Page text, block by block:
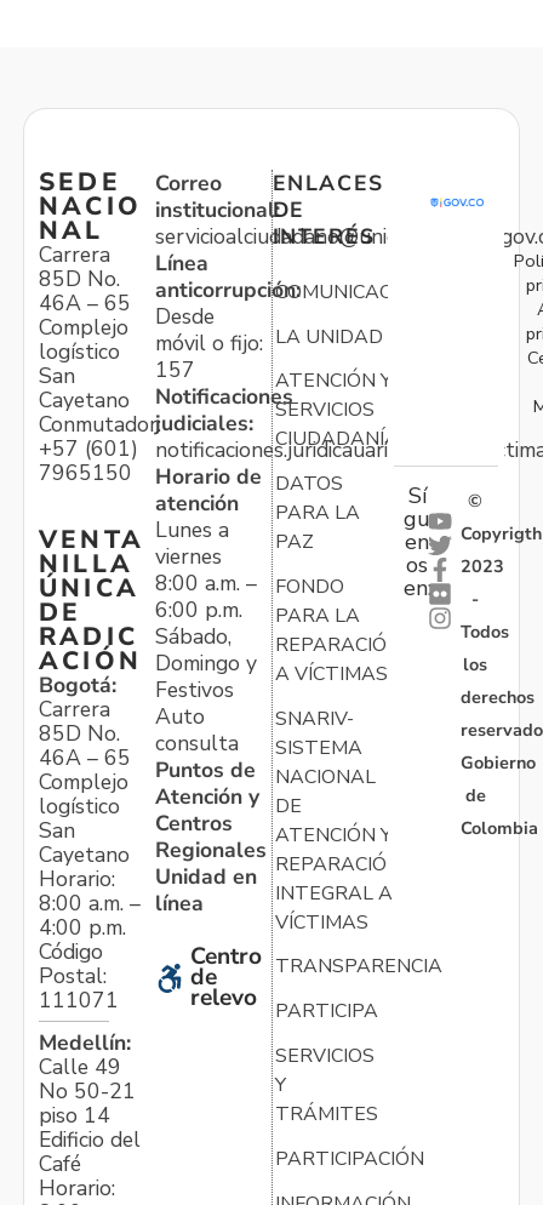
SEDE
NACIO
NAL
Carrera
85D No.
46A – 65
Complejo
logístico
San
Cayetano
Conmutador:
+57 (601)
7965150
VENTA
NILLA
ÚNICA
DE
RADIC
ACIÓN
Bogotá:
Carrera
85D No.
46A – 65
Complejo
logístico
San
Cayetano
Horario:
8:00 a.m. –
4:00 p.m.
Código
Postal:
111071
Medellín:
Calle 49
No 50-21
piso 14
Edificio del
Café
Horario:
Correo
institucional:
Línea
anticorrupción:
Desde
móvil o fijo:
157
Notificaciones
judiciales:
Horario de
atención
Lunes a
viernes
8:00 a.m. –
6:00 p.m.
Sábado,
Domingo y
Festivos
Auto
consulta
Puntos de
Atención y
Centros
Regionales
Unidad en
línea
Centro
de
relevo
ENLACES
DE
INTERÉS
COMUNICACIONES
LA UNIDAD
ATENCIÓN Y
SERVICIOS
CIUDADANÍA
DATOS
PARA LA
PAZ
FONDO
PARA LA
REPARACIÓN
A VÍCTIMAS
SNARIV-
SISTEMA
NACIONAL
DE
ATENCIÓN Y
REPARACIÓN
INTEGRAL A
VÍCTIMAS
TRANSPARENCIA
PARTICIPA
SERVICIOS
Y
TRÁMITES
PARTICIPACIÓN
Sí
gu
en
os
en:
©
Copyrigth
2023
-
Todos
los
derechos
Gobierno
de
Colombia